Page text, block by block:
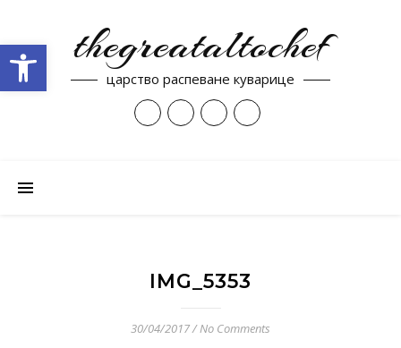
thegreataltochef
царство распеване куварице
IMG_5353
30/04/2017/No Comments
Open toolbar